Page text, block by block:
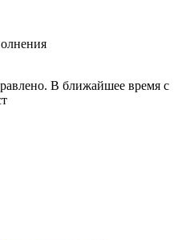
В ближайшее время с